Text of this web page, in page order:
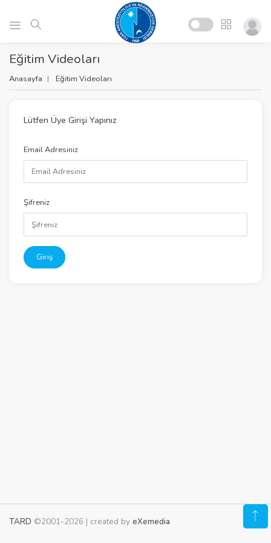
Eğitim Videoları
Anasayfa Eğitim Videoları
Lütfen Üye Girişi Yapınız
Email Adresiniz
Şifreniz
Giriş
TARD ©2001-2026 | created by eXemedia